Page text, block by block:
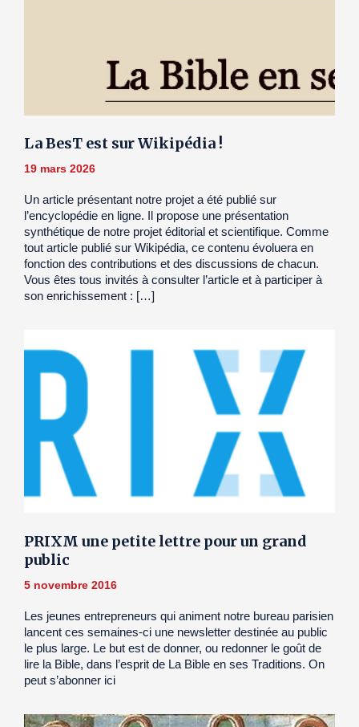
La BesT est sur Wikipédia !
19 mars 2026
Un article présentant notre projet a été publié sur
l’encyclopédie en ligne. Il propose une présentation
synthétique de notre projet éditorial et scientifique. Comme
tout article publié sur Wikipédia, ce contenu évoluera en
fonction des contributions et des discussions de chacun.
Vous êtes tous invités à consulter l’article et à participer à
son enrichissement : […]
PRIXM une petite lettre pour un grand
public
5 novembre 2016
Les jeunes entrepreneurs qui animent notre bureau parisien
lancent ces semaines-ci une newsletter destinée au public
le plus large. Le but est de donner, ou redonner le goût de
lire la Bible, dans l’esprit de La Bible en ses Traditions. On
peut s’abonner ici